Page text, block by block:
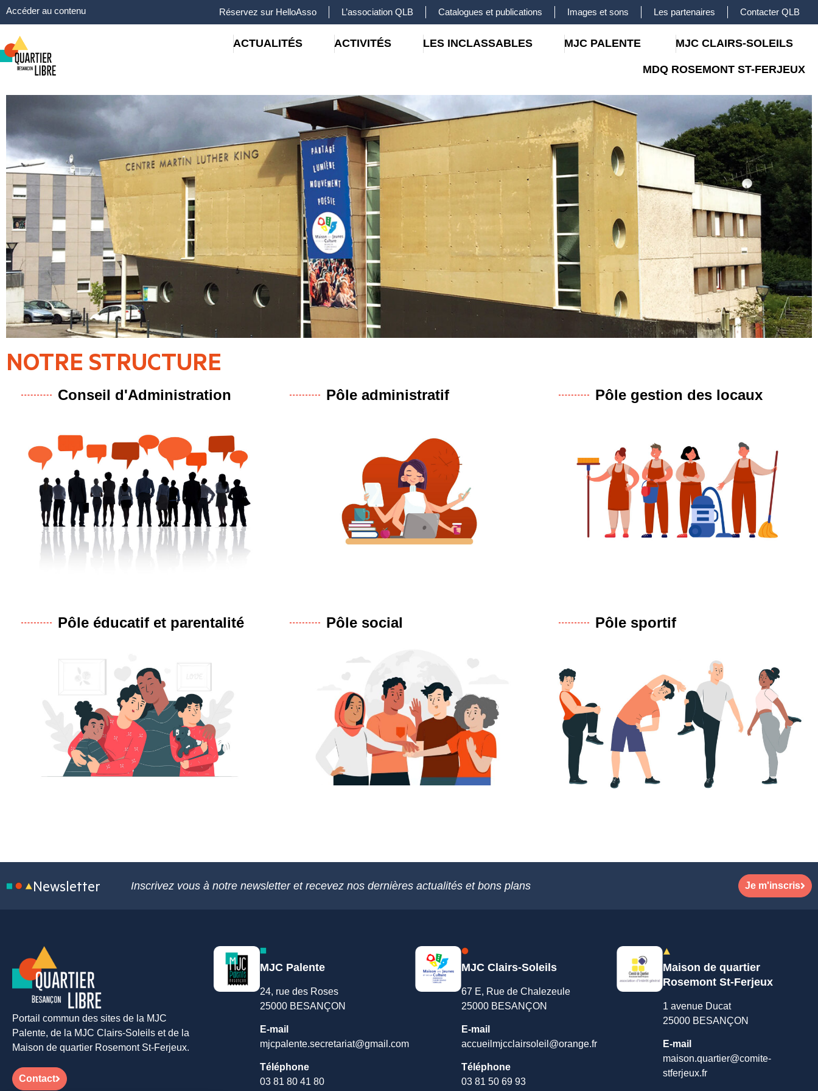
Accéder au contenu Réservez sur HelloAsso L’association QLB Catalogues et publications Images et sons Les partenaires Contacter QLB
ACTUALITÉS ACTIVITÉS LES INCLASSABLES MJC PALENTE MJC CLAIRS-SOLEILS
MDQ ROSEMONT ST-FERJEUX
NOTRE STRUCTURE
Conseil d'Administration Pôle administratif Pôle gestion des locaux
Pôle éducatif et parentalité Pôle social Pôle sportif
Newsletter Inscrivez vous à notre newsletter et recevez nos dernières actualités et bons plans Je m'inscris
Portail commun des sites de la MJC
Palente, de la MJC Clairs-Soleils et de la
Maison de quartier Rosemont St-Ferjeux.
Contact
MJC Palente
24, rue des Roses
25000 BESANÇON
E-mail
mjcpalente.secretariat@gmail.com
Téléphone
03 81 80 41 80
MJC Clairs-Soleils
67 E, Rue de Chalezeule
25000 BESANÇON
E-mail
accueilmjcclairsoleil@orange.fr
Téléphone
03 81 50 69 93
Maison de quartier
Rosemont St-Ferjeux
1 avenue Ducat
25000 BESANÇON
E-mail
maison.quartier@comite-
stferjeux.fr
Panneau de gestion des cookies